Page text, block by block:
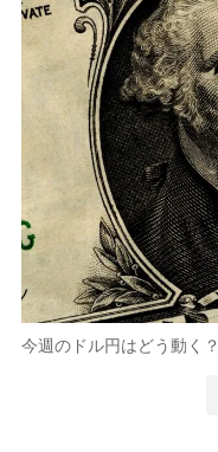
今週のドル円はどう動く？